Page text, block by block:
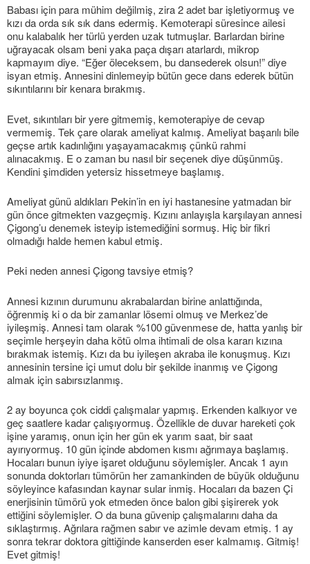
Babası için para mühim değilmiş, zira 2 adet bar işletiyormuş ve
kızı da orda sık sık dans edermiş. Kemoterapi süresince ailesi
onu kalabalık her türlü yerden uzak tutmuşlar. Barlardan birine
uğrayacak olsam beni yaka paça dışarı atarlardı, mikrop
kapmayım diye. “Eğer öleceksem, bu dansederek olsun!” diye
isyan etmiş. Annesini dinlemeyip bütün gece dans ederek bütün
sıkıntılarını bir kenara bırakmış.
Evet, sıkıntıları bir yere gitmemiş, kemoterapiye de cevap
vermemiş. Tek çare olarak ameliyat kalmış. Ameliyat başarılı bile
geçse artık kadınlığını yaşayamacakmış çünkü rahmi
alınacakmış. E o zaman bu nasıl bir seçenek diye düşünmüş.
Kendini şimdiden yetersiz hissetmeye başlamış.
Ameliyat günü aldıkları Pekin’in en iyi hastanesine yatmadan bir
gün önce gitmekten vazgeçmiş. Kızını anlayışla karşılayan annesi
Çigong’u denemek isteyip istemediğini sormuş. Hiç bir fikri
olmadığı halde hemen kabul etmiş.
Peki neden annesi Çigong tavsiye etmiş?
Annesi kızının durumunu akrabalardan birine anlattığında,
öğrenmiş ki o da bir zamanlar lösemi olmuş ve Merkez’de
iyileşmiş. Annesi tam olarak %100 güvenmese de, hatta yanlış bir
seçimle herşeyin daha kötü olma ihtimali de olsa kararı kızına
bırakmak istemiş. Kızı da bu iyileşen akraba ile konuşmuş. Kızı
annesinin tersine içi umut dolu bir şekilde inanmış ve Çigong
almak için sabırsızlanmış.
2 ay boyunca çok ciddi çalışmalar yapmış. Erkenden kalkıyor ve
geç saatlere kadar çalışıyormuş. Özellikle de duvar hareketi çok
işine yaramış, onun için her gün ek yarım saat, bir saat
ayırıyormuş. 10 gün içinde abdomen kısmı ağrımaya başlamış.
Hocaları bunun iyiye işaret olduğunu söylemişler. Ancak 1 ayın
sonunda doktorları tümörün her zamankinden de büyük olduğunu
söyleyince kafasından kaynar sular inmiş. Hocaları da bazen Çi
enerjisinin tümörü yok etmeden önce balon gibi şişirerek yok
ettiğini söylemişler. O da buna güvenip çalışmalarını daha da
sıklaştırmış. Ağrılara rağmen sabır ve azimle devam etmiş. 1 ay
sonra tekrar doktora gittiğinde kanserden eser kalmamış. Gitmiş!
Evet gitmiş!